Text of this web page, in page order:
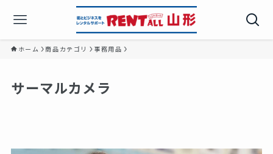
ホーム 商品カテゴリ 事務用品
サーマルカメラ